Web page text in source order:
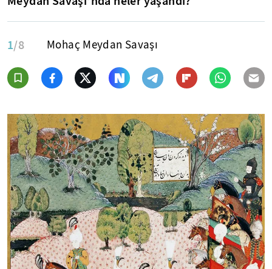
1/8 Mohaç Meydan Savaşı